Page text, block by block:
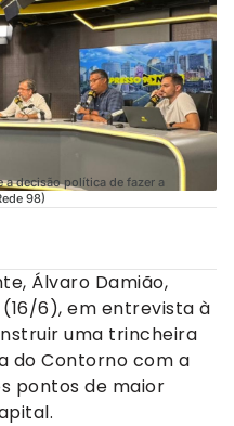
a decisão política de fazer a
98)
Álvaro Damião,
6), em entrevista à
uma trincheira
do Contorno com a
pontos de maior